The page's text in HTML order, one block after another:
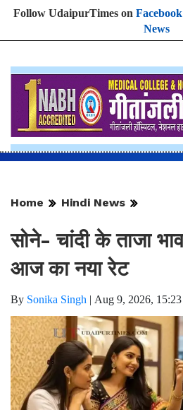
Follow UdaipurTimes on Facebook
News
Home Hindi News
सोने- चांदी के ताजा
आज का नया रेट
By Sonika Singh | Aug 9, 2026,